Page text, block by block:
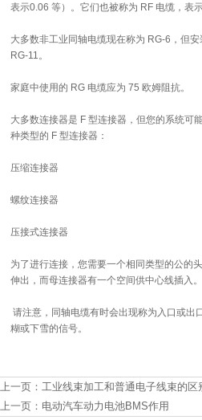
表示0.06 等）。它们也被称为 RF 电缆，表示
大多数非工业同轴电缆现在称为 RG-6，但
RG-11。
家庭中使用的 RG 电缆应为 75 欧姆阻抗。
大多数连接器是 F 型连接器，但您的系统可
种类型的 F 型连接器：
压缩连接器
螺纹连接器
压接式连接器
为了进行连接，您需要一个相同类型的公的
伸出，而母连接器有一个空间供中心线插入。
请注意，同轴电缆有时会出现称为入口或出
糊或下雪的信号。
上一页： 工业线束加工和普通电子线束的区
上一页： 电动汽车动力电池BMS作用